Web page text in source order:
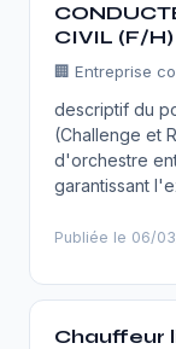
CIVIL (F/
🏢 Entreprise
descriptif du
(Challenge et
d'orchestre
garantissant
Publiée le 06/
Chauffeur